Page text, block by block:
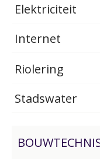
Elektriciteit
Internet
Riolering
Stadswater